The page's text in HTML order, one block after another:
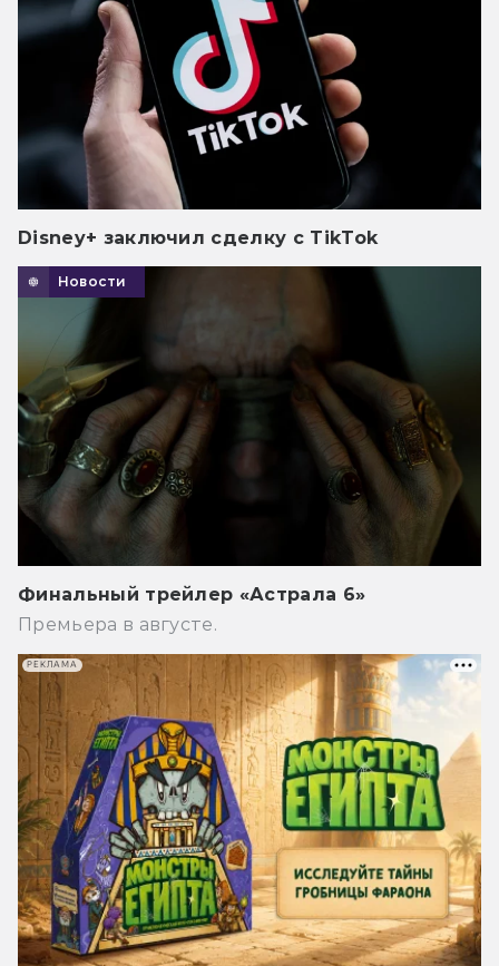
Disney+ заключил сделку с TikTok
Новости
Финальный трейлер «Астрала 6»
Премьера в августе.
РЕКЛАМА